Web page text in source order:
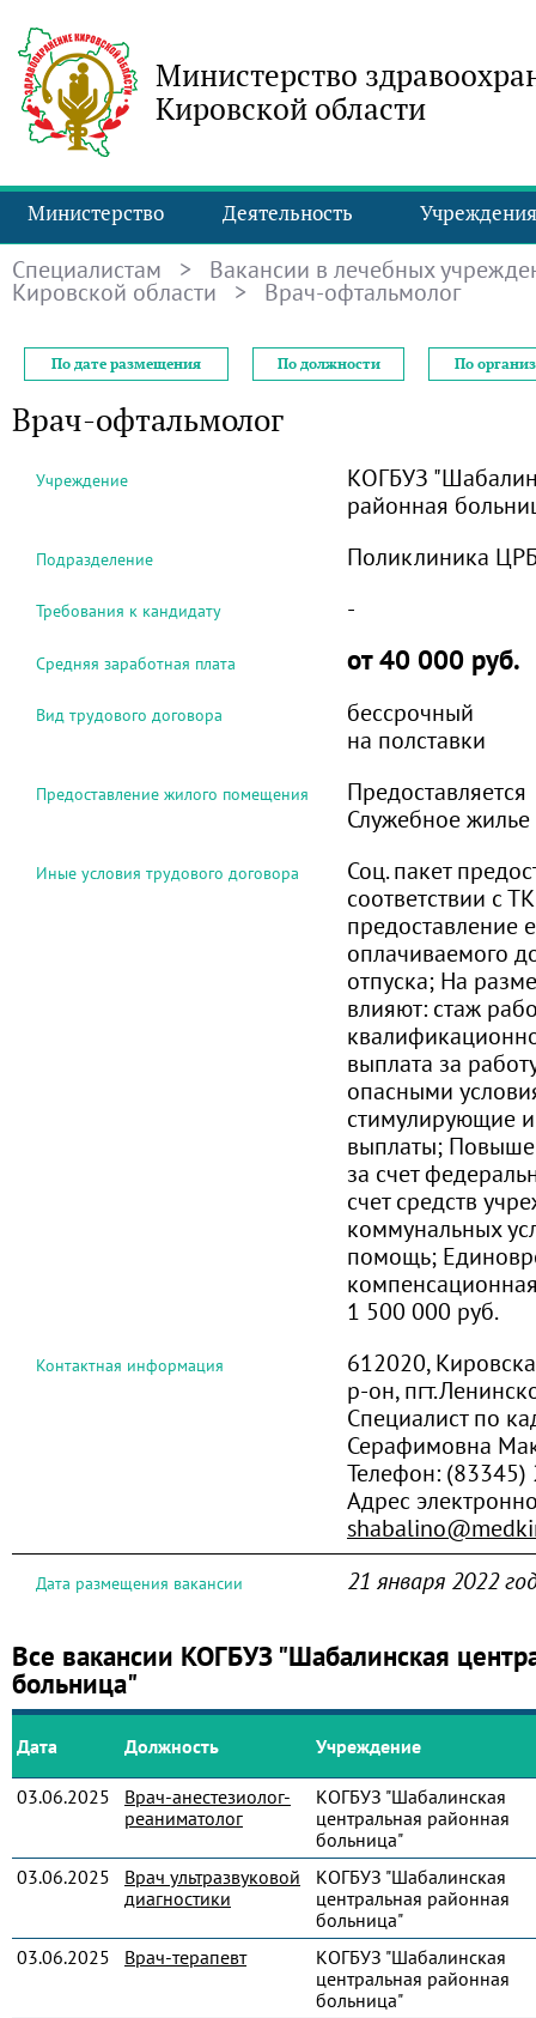
Министерство
Кировской области
Министерство Деятельность Учреждения
Специалистам > Вакансии в лечебных
Кировской области > Врач-офтальмолог
По дате размещения По должности По
Врач-офтальмолог
Учреждение
КОГБУЗ
районная
Подразделение Поликлиника
Требования к кандидату -
Средняя заработная плата от 40 000 руб.
Вид трудового договора
бессрочный
на полставки
Предоставление жилого помещения
Предоставляется
Служебное жилье
Иные условия трудового договора
Соц. пакет
соответствии с
предоставление
оплачиваемого
отпуска; На
влияют: стаж
выплата за
опасными
стимулирующие
выплаты;
за счет
счет средств
коммунальных
помощь;
1 500 000 руб.
Контактная информация
612020,
р-он,
Специалист по
Серафимовна
Телефон: (83345)
Адрес
Дата размещения вакансии 21 января 2022
Все вакансии КОГБУЗ "Шабалинская
больница"
Дата Должность Учреждение
03.06.2025
Врач-анестезиолог-
реаниматолог
КОГБУЗ "Шабалинская
центральная районная
больница"
03.06.2025
Врач ультразвуковой
диагностики
КОГБУЗ "Шабалинская
центральная районная
больница"
03.06.2025
Врач-терапевт
КОГБУЗ "Шабалинская
центральная районная
больница"